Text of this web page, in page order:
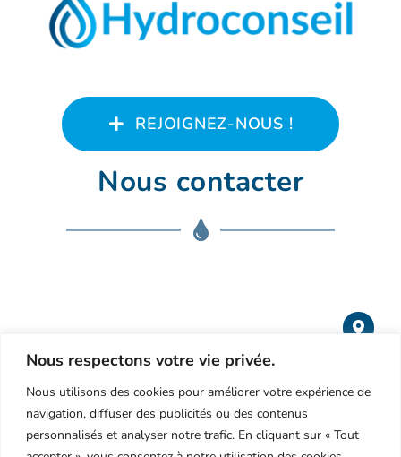
Nous respectons votre vie privée.
Nous utilisons des cookies pour améliorer votre expérience de
navigation, diffuser des publicités ou des contenus
personnalisés et analyser notre trafic. En cliquant sur « Tout
REJOIGNEZ-NOUS !
Nous contacter
24 chemin de la Rollande
84140 Avignon
FRANCE